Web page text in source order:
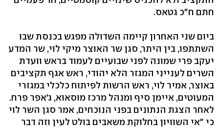
חתם ח"כ גטאס.
ביום שני האחרון קיימה השדולה מפגש בכנסת שבו
השתתפו, בין היתר, סגן שר האוצר מיקי לוי, שר המדע
יעקב פרי שמונה לפני שבועיים לעמוד בראש וועדת
השרים לענייני המגזר הלא יהודי, ראש אגף תקציבים
באוצר, אמיר לוי, ראש הרשות לפיתוח כלכלי במגזרי
המעוטים, איימן סיף ומנהל מרכז מוסאוא, ג'אפר פרח.
לאחר הצגת הנתונים בפני הנוכחים, אמר סגן השר לוי
כי "אי השוויון בחלוקת משאבים בולט לעין וזה דבר